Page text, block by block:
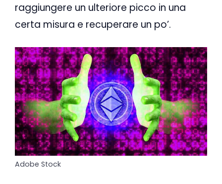
raggiungere un ulteriore picco in una
certa misura e recuperare un po’.
Adobe Stock